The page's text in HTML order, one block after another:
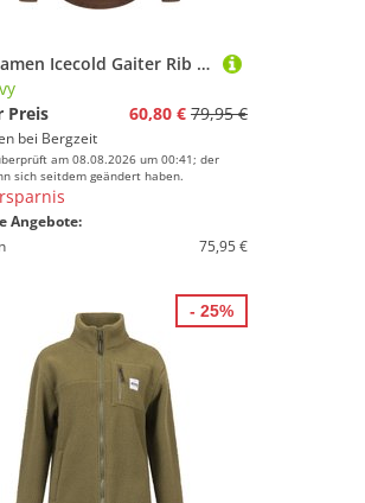
Eivy Damen Icecold Gaiter Rib Longsleeve
Preis
60,80 € 79,95 €
bei Bergzeit
am 08.08.2026 um 00:41; der
sich seitdem geändert haben.
Angebote:
75,95 €
- 25%